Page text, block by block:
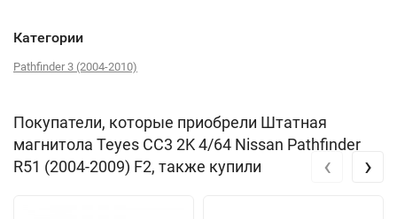
Категории
Pathfinder 3 (2004-2010)
Покупатели, которые приобрели Штатная
магнитола Teyes CC3 2K 4/64 Nissan Pathfinder
R51 (2004-2009) F2, также купили
‹ ›